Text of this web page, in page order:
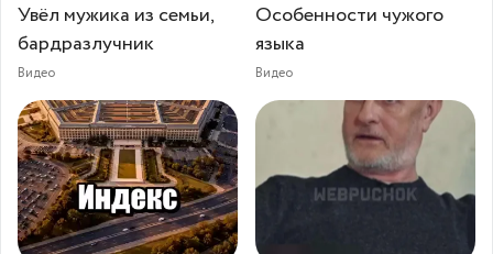
Увёл мужика из семьи,
бардразлучник
Видео
Особенности чужого
языка
Видео